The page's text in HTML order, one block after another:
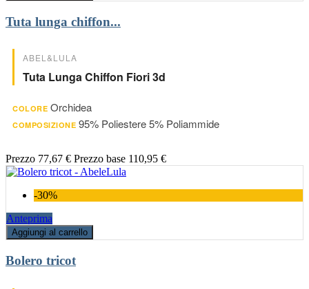
Tuta lunga chiffon...
ABEL&LULA
Tuta Lunga Chiffon Fiori 3d
COLORE Orchidea
COMPOSIZIONE 95% Poliestere 5% Poliammide
Prezzo 77,67 € Prezzo base 110,95 €
-30%
Anteprima
Aggiungi al carrello
Bolero tricot